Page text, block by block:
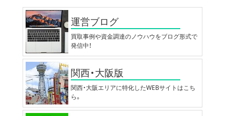
運営ブログ
買取事例や資金調達のノウハウをブログ形式で
発信中！
関西・大阪版
関西・大阪エリアに特化したWEBサイトはこち
ら。